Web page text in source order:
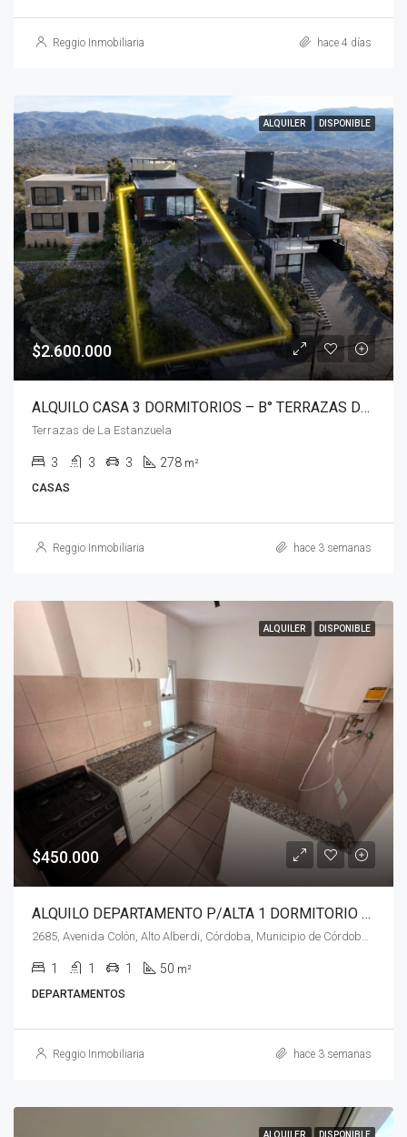
Reggio Inmobiliaria hace 4 días
ALQUILER DISPONIBLE
$2.600.000
ALQUILO CASA 3 DORMITORIOS – B° TERRAZAS DE LA ESTANZUELA – LA CALERA
Terrazas de La Estanzuela
3 3 3 278 m²
CASAS
Reggio Inmobiliaria hace 3 semanas
ALQUILER DISPONIBLE
$450.000
ALQUILO DEPARTAMENTO P/ALTA 1 DORMITORIO – AV. COLÓN
1 1 1 50 m²
DEPARTAMENTOS
Reggio Inmobiliaria hace 3 semanas
ALQUILER DISPONIBLE